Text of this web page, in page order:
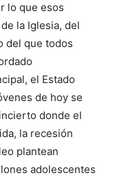
lo que esos
la Iglesia, del
del que todos
el Estado
de hoy se
donde el
la recesión
plantean
adolescentes